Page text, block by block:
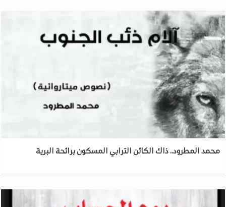
محمد المطرود.. ذاك الكائن الترابي المسكون برائحة البرية